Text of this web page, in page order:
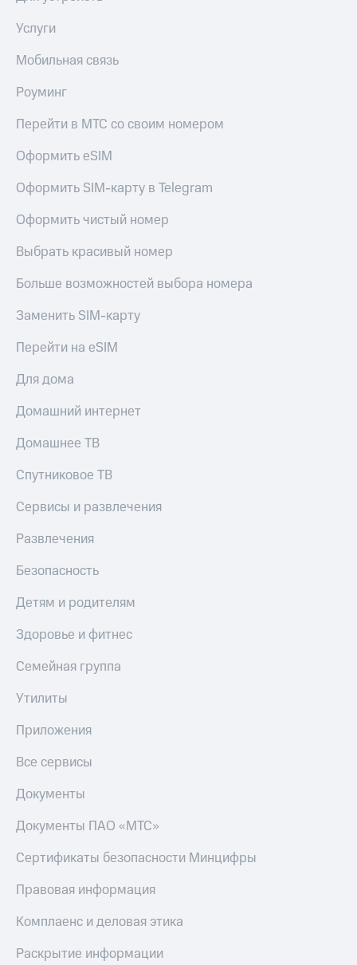
Услуги
Мобильная связь
Роуминг
Перейти в МТС со своим номером
Оформить eSIM
Оформить SIM-карту в Telegram
Оформить чистый номер
Выбрать красивый номер
Больше возможностей выбора номера
Заменить SIM-карту
Перейти на eSIM
Для дома
Домашний интернет
Домашнее ТВ
Спутниковое ТВ
Сервисы и развлечения
Развлечения
Безопасность
Детям и родителям
Здоровье и фитнес
Семейная группа
Утилиты
Приложения
Все сервисы
Документы
Документы ПАО «МТС»
Сертификаты безопасности Минцифры
Правовая информация
Комплаенс и деловая этика
Раскрытие информации